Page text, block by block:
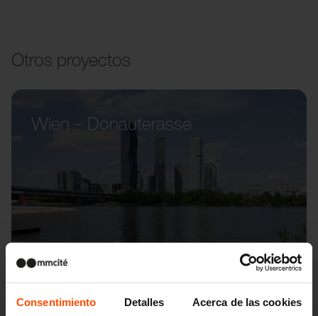
Consentimiento Detalles Acerca de las cookies
Otros proyectos
Wien – Donauterasse